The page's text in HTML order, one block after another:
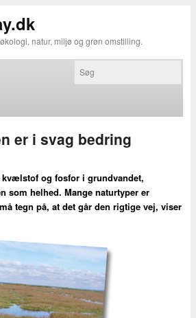
natur, miljø og grøn omstilling.
er i svag bedring
kvælstof og fosfor i grundvandet,
som helhed. Mange naturtyper er
tegn på, at det går den rigtige vej, viser